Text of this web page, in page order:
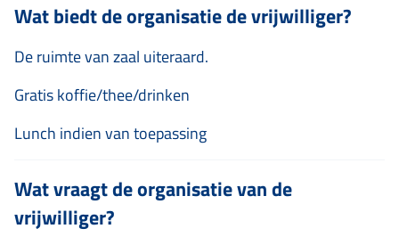
Wat biedt de organisatie de vrijwilliger?
De ruimte van zaal uiteraard.
Gratis koffie/thee/drinken
Lunch indien van toepassing
Wat vraagt de organisatie van de
vrijwilliger?